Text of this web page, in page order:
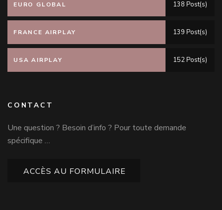
EURO GLOBAL 138 Post(s)
FRANCE AIRPLAY 139 Post(s)
USA AIRPLAY 152 Post(s)
CONTACT
Une question ? Besoin d’info ? Pour toute demande
spécifique …
ACCÈS AU FORMULAIRE